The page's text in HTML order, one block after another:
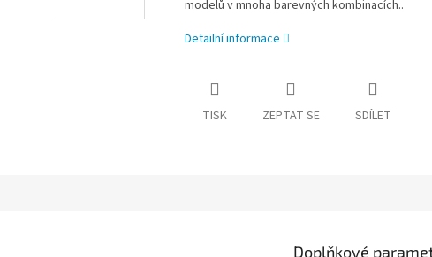
modelů v mnoha barevných kombinacích..
Detailní informace
TISK ZEPTAT SE SDÍLET
Doplňkové